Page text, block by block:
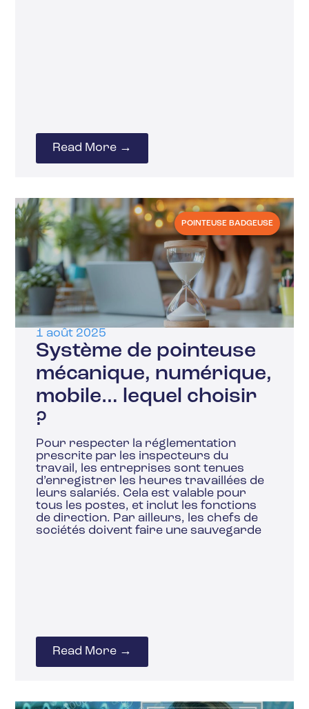
Read More →
POINTEUSE BADGEUSE
1 août 2025
Système de pointeuse
mécanique, numérique,
mobile… lequel choisir
?
Pour respecter la réglementation
prescrite par les inspecteurs du
travail, les entreprises sont tenues
d’enregistrer les heures travaillées de
leurs salariés. Cela est valable pour
tous les postes, et inclut les fonctions
de direction. Par ailleurs, les chefs de
sociétés doivent faire une sauvegarde
Read More →